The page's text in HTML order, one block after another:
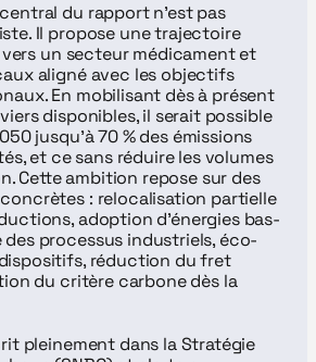
du rapport n’est pas
Il propose une trajectoire
un secteur médicament et
aligné avec les objectifs
En mobilisant dès à présent
disponibles, il serait possible
jusqu’à 70 % des émissions
et ce sans réduire les volumes
Cette ambition repose sur des
: relocalisation partielle
adoption d’énergies bas-
processus industriels, éco-
réduction du fret
du critère carbone dès la
pleinement dans la Stratégie